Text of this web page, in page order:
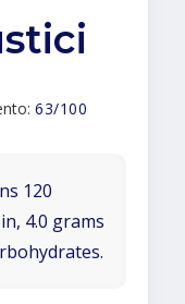
63/100
120
4.0 grams